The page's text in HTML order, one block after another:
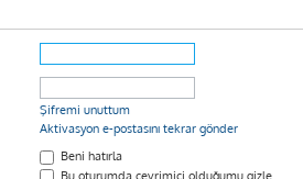
Şifremi unuttum
Aktivasyon e-postasını tekrar gönder
Beni hatırla
Bu oturumda çevrimiçi olduğumu gizle